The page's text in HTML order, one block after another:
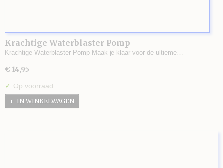
Krachtige Waterblaster Pomp
Krachtige Waterblaster Pomp Maak je klaar voor de ultieme…
€ 14,95
✓ Op voorraad
IN WINKELWAGEN